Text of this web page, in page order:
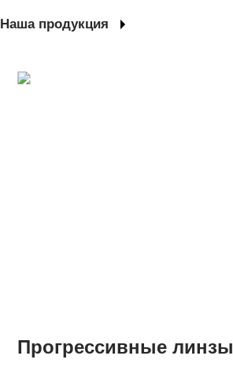
Наша продукция
Прогрессивные линзы